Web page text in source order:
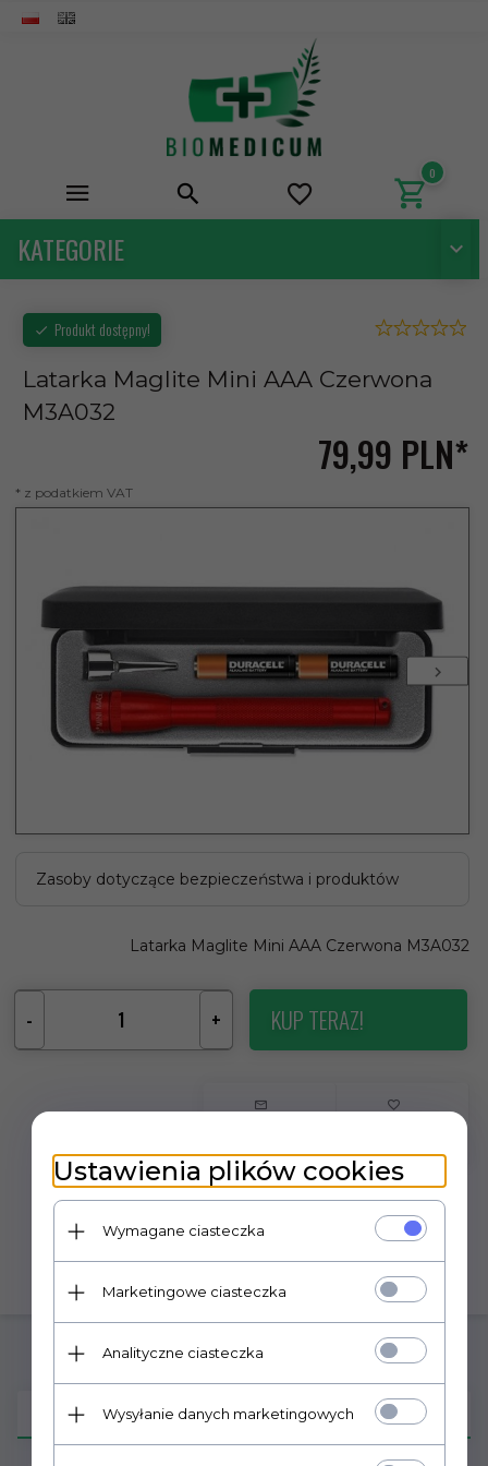
0
KATEGORIE
Produkt dostępny!
Latarka Maglite Mini AAA Czerwona
M3A032
79,99 PLN*
* z podatkiem VAT
Zasoby dotyczące bezpieczeństwa i produktów
Latarka Maglite Mini AAA Czerwona M3A032
- + KUP TERAZ!
OPIS PRODUKTU
Ustawienia plików cookies
Wymagane ciasteczka
Marketingowe ciasteczka
Analityczne ciasteczka
Wysyłanie danych marketingowych